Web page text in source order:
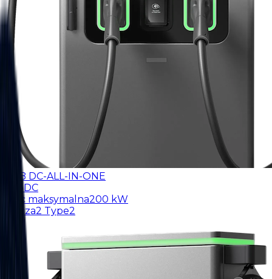
ABB DC-ALL-IN-ONE
TypDC
Moc maksymalna200 kW
Złącza2 Type2